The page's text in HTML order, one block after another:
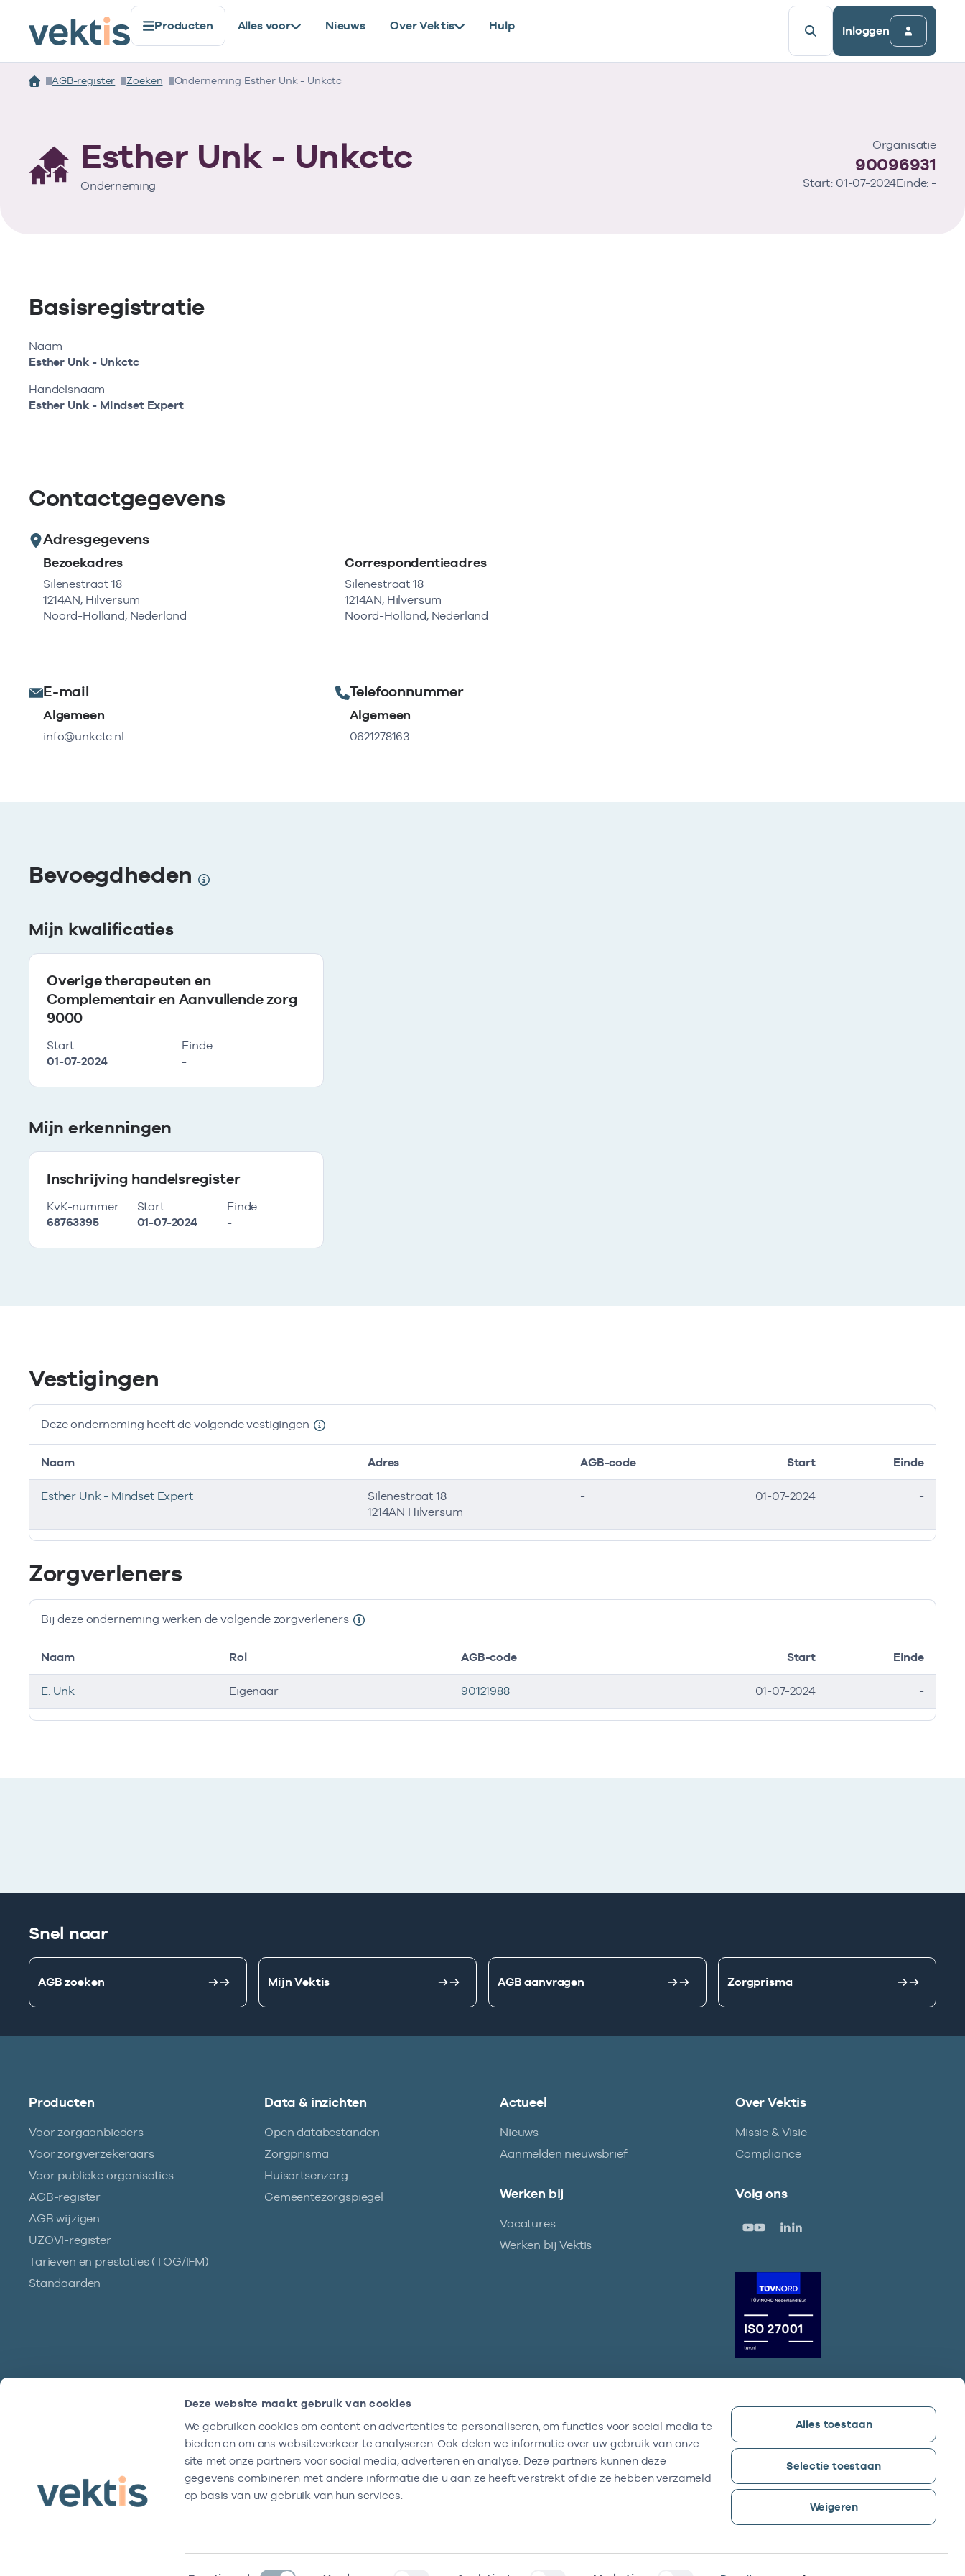
Deze website maakt gebruik van cookies
We gebruiken cookies om content en advertenties te personaliseren, om functies voor social media te
bieden en om ons websiteverkeer te analyseren. Ook delen we informatie over uw gebruik van onze
site met onze partners voor social media, adverteren en analyse. Deze partners kunnen deze
gegevens combineren met andere informatie die u aan ze heeft verstrekt of die ze hebben verzameld
op basis van uw gebruik van hun services.
Toestemmingsselectie
Alles toestaan
Selectie toestaan
Weigeren
Producten Alles voor Nieuws Over Vektis Hulp Inloggen
AGB-register Zoeken Onderneming Esther Unk - Unkctc
Esther Unk - Unkctc
Onderneming
Organisatie
90096931
Start: 01-07-2024Einde: -
Basisregistratie
Naam
Esther Unk - Unkctc
Handelsnaam
Esther Unk - Mindset Expert
Contactgegevens
Adresgegevens
Bezoekadres
Silenestraat 18
1214AN, Hilversum
Noord-Holland, Nederland
Correspondentieadres
Silenestraat 18
1214AN, Hilversum
Noord-Holland, Nederland
E-mail
Algemeen
info@unkctc.nl
Telefoonnummer
Algemeen
0621278163
Bevoegdheden
Mijn kwalificaties
Overige therapeuten en
Complementair en Aanvullende zorg
9000
Start
01-07-2024
Einde
-
Mijn erkenningen
Inschrijving handelsregister
KvK-nummer
68763395
Start
01-07-2024
Einde
-
Vestigingen
Deze onderneming heeft de volgende vestigingen
Deze onderneming heeft de volgende vestigingen
Naam Adres AGB-code Start Einde
Esther Unk - Mindset Expert
Silenestraat 18
1214AN Hilversum
- 01-07-2024 -
Zorgverleners
Bij deze onderneming werken de volgende zorgverleners
Bij deze onderneming werken de volgende zorgverleners
Naam Rol AGB-code Start Einde
E. Unk Eigenaar 90121988 01-07-2024 -
Snel naar
AGB zoeken Mijn Vektis AGB aanvragen Zorgprisma
Producten
Voor zorgaanbieders
Voor zorgverzekeraars
Voor publieke organisaties
AGB-register
AGB wijzigen
UZOVI-register
Tarieven en prestaties (TOG/IFM)
Standaarden
Data & inzichten
Open databestanden
Zorgprisma
Huisartsenzorg
Gemeentezorgspiegel
Actueel
Nieuws
Aanmelden nieuwsbrief
Over Vektis
Missie & Visie
Compliance
Werken bij
Vacatures
Werken bij Vektis
Volg ons
We zijn doordeweeks bereikbaar tussen
Nieuwsbrief
Altijd op de hoogte blijven van al onze
nieuwtjes? Schrijf je nu in.
Vektis bezoekadres
Sparrenheuvel 18, Gebouw B,
3708 JE Zeist